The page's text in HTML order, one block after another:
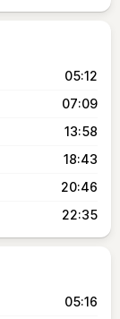
05:12
07:09
13:58
18:43
20:46
22:35
05:16